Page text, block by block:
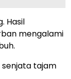
Hasil
mengalami
senjata tajam